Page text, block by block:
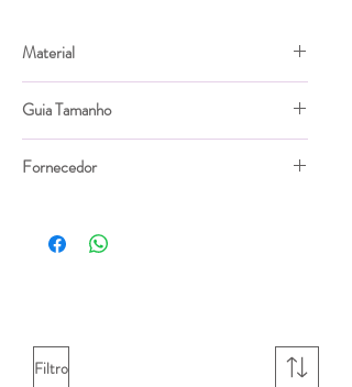
Material
critérios internacionais REACH.
Forro de couro que dá conforto térmico e
deixa os pezinhos sempre secos.
Sola de borracha natural flexível e
Guia Tamanho
confiável para escolher o seu tamanho. Use a
Fornecedor
Filtro